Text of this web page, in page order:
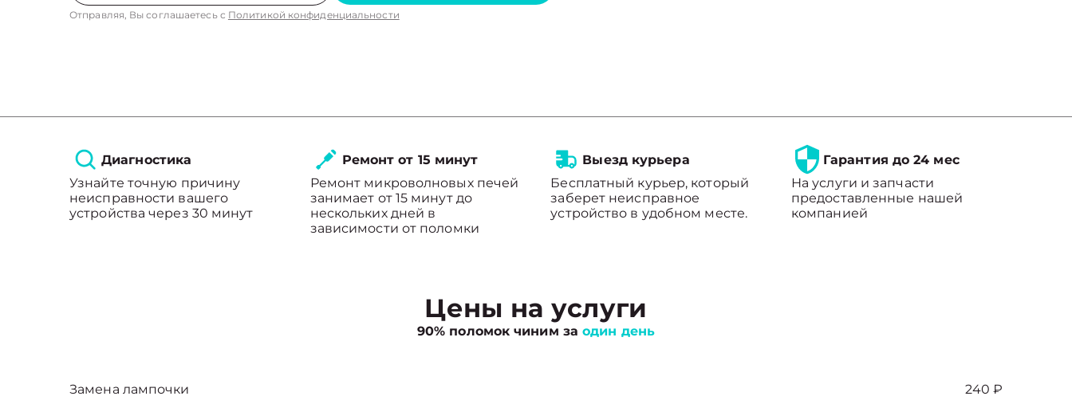
Отправляя, Вы соглашаетесь с Политикой конфиденциальности
Диагностика
Узнайте точную причину
неисправности вашего
устройства через 30 минут
Ремонт от 15 минут
Ремонт микроволновых печей
занимает от 15 минут до
нескольких дней в
зависимости от поломки
Выезд курьера
Бесплатный курьер, который
заберет неисправное
устройство в удобном месте.
Гарантия до 24 мес
На услуги и запчасти
предоставленные нашей
компанией
Цены на услуги
90% поломок чиним заодин день
Замена лампочки 240 ₽